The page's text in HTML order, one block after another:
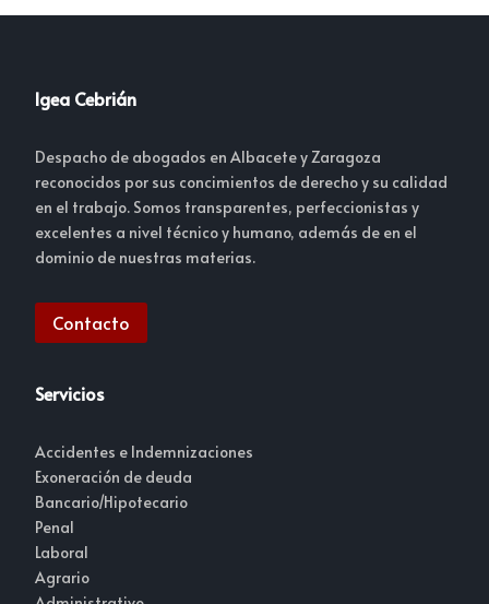
Igea Cebrián
Despacho de abogados en Albacete y Zaragoza
reconocidos por sus concimientos de derecho y su calidad
en el trabajo. Somos transparentes, perfeccionistas y
excelentes a nivel técnico y humano, además de en el
dominio de nuestras materias.
Contacto
Servicios
Accidentes e Indemnizaciones
Exoneración de deuda
Bancario/Hipotecario
Penal
Laboral
Agrario